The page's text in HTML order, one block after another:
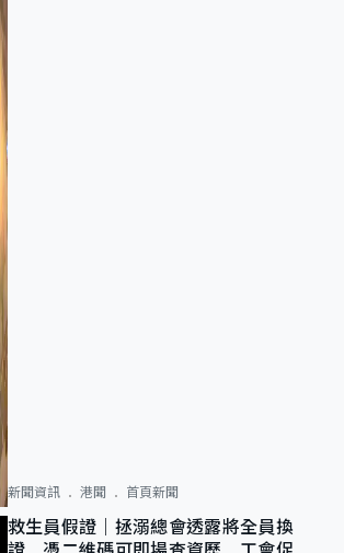
新聞資訊 港聞 首頁新聞
救生員假證｜拯溺總會透露將全員換